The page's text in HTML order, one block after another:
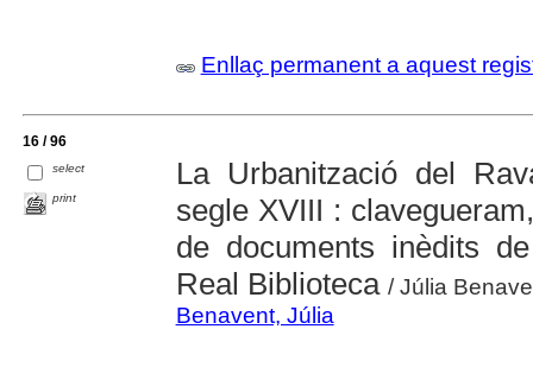
Enllaç permanent a aquest
16 / 96
select
print
La Urbanització del
segle XVIII :
de documents inèdits
Real Biblioteca / Júlia
Benavent, Júlia